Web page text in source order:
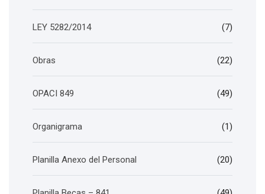
LEY 5282/2014 (7)
Obras (22)
OPACI 849 (49)
Organigrama (1)
Planilla Anexo del Personal (20)